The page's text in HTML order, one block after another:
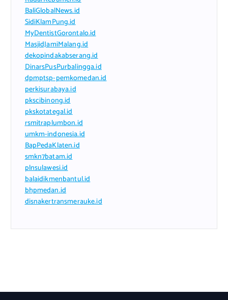
BaliGlobalNews.id
SidiKlamPung.id
MyDentistGorontalo.id
MasjidJamiMalang.id
dekopindakabserang.id
DinarsPusPurbalingga.id
dpmptsp-pemkomedan.id
perkisurabaya.id
pkscibinong.id
pkskotategal.id
rsmitraplumbon.id
umkm-indonesia.id
BapPedaKlaten.id
smkn7batam.id
plnsulawesi.id
balaidikmenbantul.id
bhpmedan.id
disnakertransmerauke.id